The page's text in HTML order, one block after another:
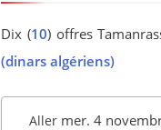
Dix (10) offres
(dinars algériens)
Aller mer. 4